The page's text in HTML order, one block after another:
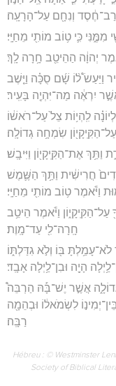
וְנִחָ֖ם עַל־הָרָעָֽה׃
כִּ֛י ט֥וֹב מוֹתִ֖י מֵחַיָּֽי׃
יְהוָ֔ה הַהֵיטֵ֖ב חָ֥רָה לָֽךְ׃
וַיַּעַשׂ֩ ל֨וֹ שָׁ֜ם סֻכָּ֗ה וַיֵּ֤שֶׁב
יִרְאֶ֔ה מַה־יִּהְיֶ֖ה בָּעִֽיר׃
לְיוֹנָ֗ה לִֽהְי֥וֹת צֵל֙ עַל־רֹאשׁ֔וֹ
שִׂמְחָ֥ה גְדוֹלָֽה׃
אֶת־הַקִּֽיקָי֖וֹן וַיִּיבָֽשׁ׃
חֲרִישִׁ֔ית וַתַּ֥ךְ הַשֶּׁ֛מֶשׁ
וַיֹּ֕אמֶר ט֥וֹב מוֹתִ֖י מֵחַיָּֽי׃
וַיֹּ֕אמֶר הֵיטֵ֥ב
חָֽרָה־לִ֖י עַד־מָֽוֶת׃
בּ֖וֹ וְלֹ֣א גִדַּלְתּ֑וֹ
הָיָ֖ה וּבִן־לַ֥יְלָה אָבָֽד׃
אֲשֶׁ֣ר יֶשׁ־בָּ֡הּ הַרְבֵּה֩
לִשְׂמֹאל֔וֹ וּבְהֵמָ֖ה
רַבָּֽה׃
Hébreu : © Westminster
Society of Biblical